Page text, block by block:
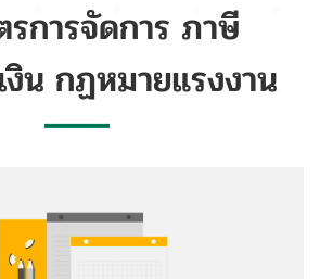
การจัดการ ภาษี
น กฏหมายแรงงาน